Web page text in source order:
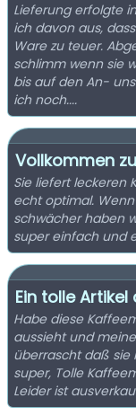
Lieferung erfolgte
ich davon aus,
Ware zu teuer.
schlimm wenn sie
bis auf den An-
ich noch....
Vollkommen
Sie liefert leckeren
echt optimal.
schwächer haben
super einfach und
Ein tolle
Habe diese
aussieht und
überrascht daß sie
super, Tolle
Leider ist